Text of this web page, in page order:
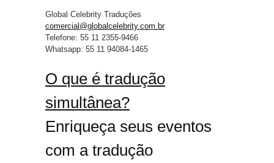
Global Celebrity Traduções
comercial@globalcelebrity.com.br
Telefone: 55 11 2355-9466
Whatsapp: 55 11 94084-1465
O que é tradução
simultânea?
Enriqueça seus eventos
com a tradução